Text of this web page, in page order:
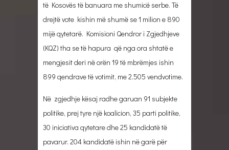
të Kosovës të banuara me shumicë serbe. Të
drejtë vote kishin më shumë se 1 milion e 890
mijë qytetarë. Komisioni Qendror i Zgjedhjeve
(KQZ) tha se të hapura që nga ora shtatë e
mengjesit deri në orën 19 të mbrëmjes ishin
899 qendrave të votimit, me 2.505 vendvotime.
Në zgjedhje kësaj radhe garuan 91 subjekte
politike, prej tyre një koalicion, 35 parti politike,
30 iniciativa qytetare dhe 25 kandidatë të
pavarur. 204 kandidatë ishin në garë për